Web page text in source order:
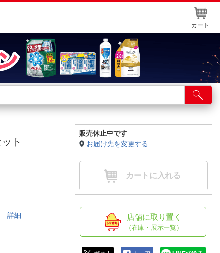
カート
舗サービス
ト取り置き
舗情報・店舗一覧
窓口
ト
詳細
販売休止中です
お届け先を変更する
カートに入れる
店舗に取り置く
（在庫・展示一覧）